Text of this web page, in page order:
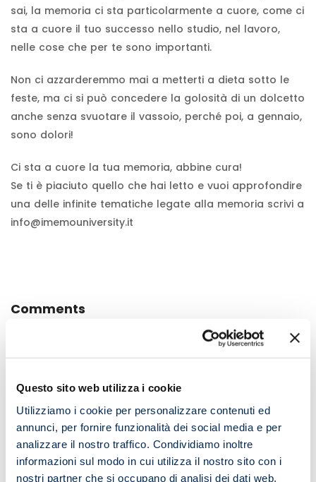
Questo sito web utilizza i cookie
Utilizziamo i cookie per personalizzare contenuti ed
annunci, per fornire funzionalità dei social media e per
analizzare il nostro traffico. Condividiamo inoltre
informazioni sul modo in cui utilizza il nostro sito con i
nostri partner che si occupano di analisi dei dati web,
sai, la memoria ci sta particolarmente a cuore, come ci
sta a cuore il tuo successo nello studio, nel lavoro,
nelle cose che per te sono importanti.
Non ci azzarderemmo mai a metterti a dieta sotto le
feste, ma ci si può concedere la golosità di un dolcetto
anche senza svuotare il vassoio, perché poi, a gennaio,
sono dolori!
Ci sta a cuore la tua memoria, abbine cura!
Se ti è piaciuto quello che hai letto e vuoi approfondire
una delle infinite tematiche legate alla memoria scrivi a
info@imemouniversity.it
Comments
Lascia un commento
Il tuo indirizzo email non sarà pubblicato.
I campi
obbligatori sono contrassegnati*
Commento